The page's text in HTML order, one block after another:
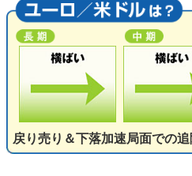
戻り売り＆下落加速局面での追